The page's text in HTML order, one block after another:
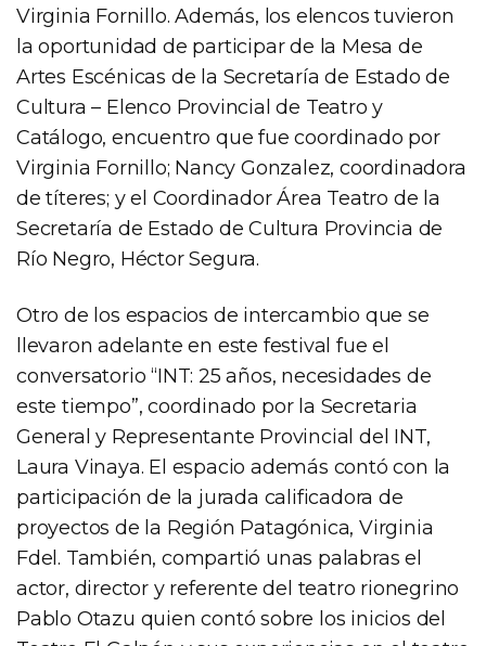
Virginia Fornillo. Además, los elencos tuvieron
la oportunidad de participar de la Mesa de
Artes Escénicas de la Secretaría de Estado de
Cultura – Elenco Provincial de Teatro y
Catálogo, encuentro que fue coordinado por
Virginia Fornillo; Nancy Gonzalez, coordinadora
de títeres; y el Coordinador Área Teatro de la
Secretaría de Estado de Cultura Provincia de
Río Negro, Héctor Segura.
Otro de los espacios de intercambio que se
llevaron adelante en este festival fue el
conversatorio “INT: 25 años, necesidades de
este tiempo”, coordinado por la Secretaria
General y Representante Provincial del INT,
Laura Vinaya. El espacio además contó con la
participación de la jurada calificadora de
proyectos de la Región Patagónica, Virginia
Fdel. También, compartió unas palabras el
actor, director y referente del teatro rionegrino
Pablo Otazu quien contó sobre los inicios del